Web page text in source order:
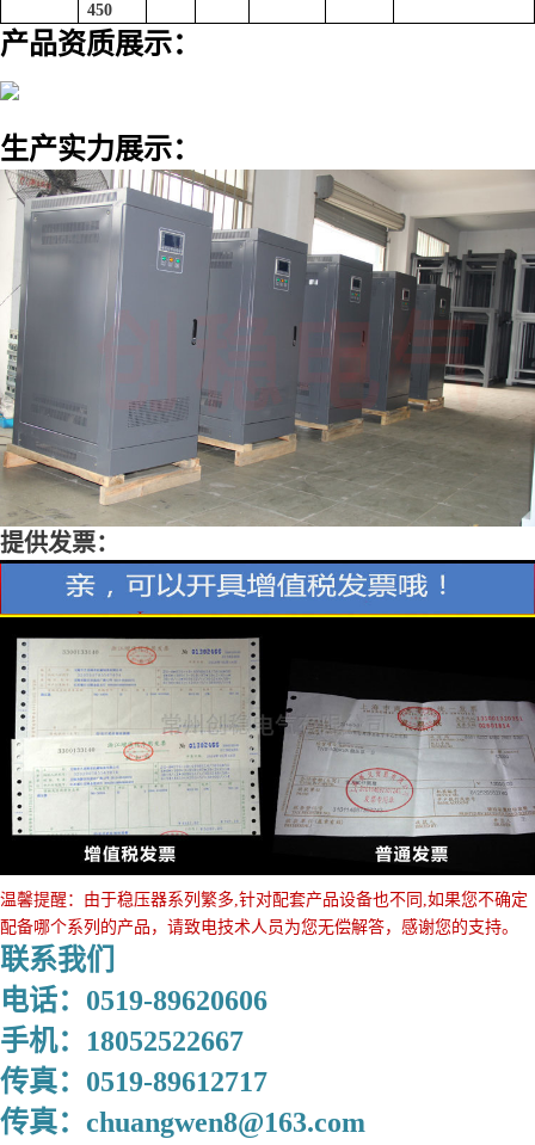
450
产品资质展示：
生产实力展示：
提供发票：
温馨提醒：由于稳压器系列繁多,针对配套产品设备也不同,如果您不确定
配备哪个系列的产品，请致电技术人员为您无偿解答，感谢您的支持。
联系我们
电话：0519-89620606
手机：18052522667
传真：0519-89612717
传真：chuangwen8@163.com